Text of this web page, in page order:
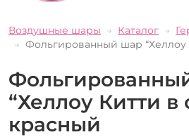
Воздушные шары Каталог
Фольгированный шар “Хеллоу
“Хеллоу Китти в
красный